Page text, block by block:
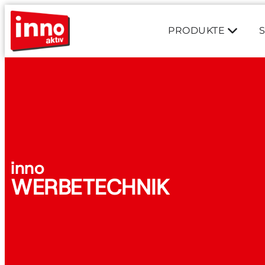
PRODUKTE
inno
WERBETECHNIK